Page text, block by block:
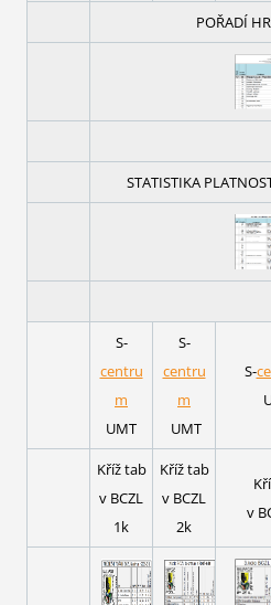
POŘADÍ
STATISTIKA
S-
centru
m
UMT
S-
centru
m
UMT
S-
Kříž tab
v BCZL
1k
Kříž tab
v BCZL
2k
v